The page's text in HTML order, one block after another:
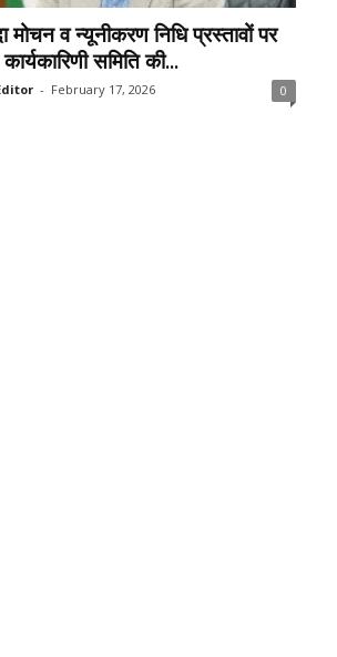
मोचन व न्यूनीकरण निधि प्रस्तावों पर
समिति की...
- February 17, 2026 0